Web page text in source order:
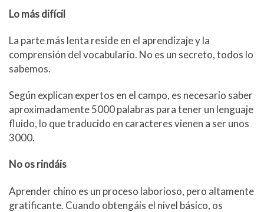
Lo más difícil
La parte más lenta reside en el aprendizaje y la
comprensión del vocabulario. No es un secreto, todos lo
sabemos.
Según explican expertos en el campo, es necesario saber
aproximadamente 5000 palabras para tener un lenguaje
fluido, lo que traducido en caracteres vienen a ser unos
3000.
No os rindáis
Aprender chino es un proceso laborioso, pero altamente
gratificante. Cuando obtengáis el nivel básico, os